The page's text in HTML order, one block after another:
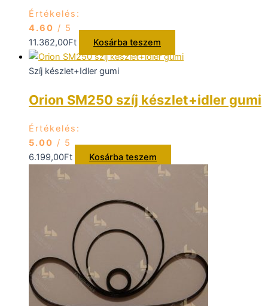
Értékelés:
4.60 / 5
11.362,00Ft Kosárba teszem
Szíj készlet+Idler gumi
Orion SM250 szíj készlet+idler gumi
Értékelés:
5.00 / 5
6.199,00Ft Kosárba teszem